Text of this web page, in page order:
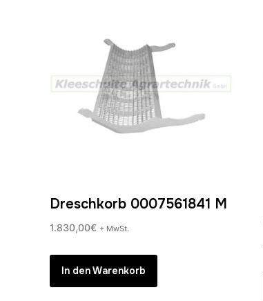
Dreschkorb 0007561841 M
1.830,00€ + MwSt.
In den Warenkorb